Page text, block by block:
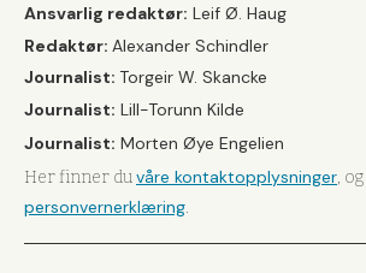
Ansvarlig redaktør: Leif Ø. Haug
Redaktør: Alexander Schindler
Journalist: Torgeir W. Skancke
Journalist: Lill-Torunn Kilde
Journalist: Morten Øye Engelien
Her finner duvåre kontaktopplysninger, og
personvernerklæring.